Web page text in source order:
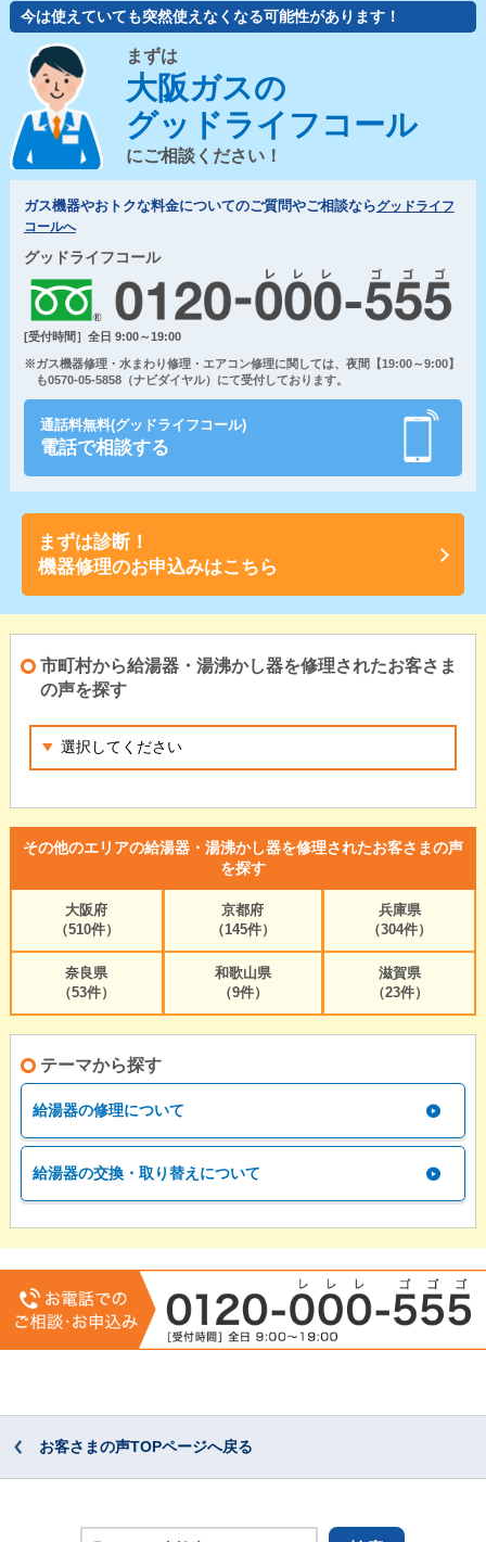
今は使えていても突然使えなくなる可能性があります！
まずは
大阪ガスの
グッドライフコール
にご相談ください！
ガス機器やおトクな料金についてのご質問やご相談ならグッドライフ
コールへ
グッドライフコール
[受付時間］全日 9:00～19:00
※ガス機器修理・水まわり修理・エアコン修理に関しては、夜間【19:00～9:00】
も0570-05-5858（ナビダイヤル）にて受付しております。
通話料無料(グッドライフコール)
電話で相談する
まずは診断！
機器修理のお申込みはこちら
市町村から給湯器・湯沸かし器を修理されたお客さま
の声を探す
その他のエリアの給湯器・湯沸かし器を修理されたお客さまの声
を探す
大阪府
（510件）
京都府
（145件）
兵庫県
（304件）
奈良県
（53件）
和歌山県
（9件）
滋賀県
（23件）
テーマから探す
給湯器の修理について
給湯器の交換・取り替えについて
お客さまの声TOPページへ戻る